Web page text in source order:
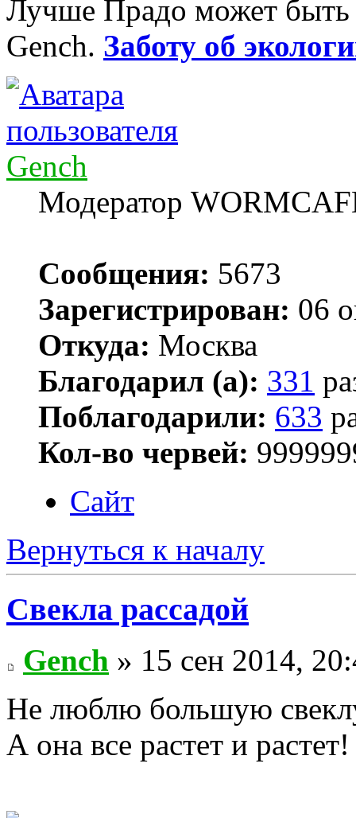
Лучше Прадо может
Gench. Заботу об
Gench
Модератор
Сообщения: 5673
Зарегистрирован: 06
Откуда: Москва
Благодарил (а): 331
Поблагодарили: 633
Кол-во червей:
Сайт
Вернуться к началу
Свекла рассадой
Gench » 15 сен 2014,
Не люблю большую
А она все растет и растет!